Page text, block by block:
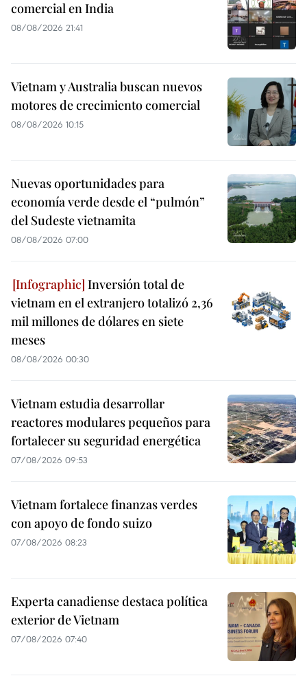
comercial en India
08/08/2026 21:41
Vietnam y Australia buscan nuevos
motores de crecimiento comercial
08/08/2026 10:15
Nuevas oportunidades para
economía verde desde el “pulmón”
del Sudeste vietnamita
08/08/2026 07:00
Inversión total de
vietnam en el extranjero totalizó 2,36
mil millones de dólares en siete
meses
08/08/2026 00:30
Vietnam estudia desarrollar
reactores modulares pequeños para
fortalecer su seguridad energética
07/08/2026 09:53
Vietnam fortalece finanzas verdes
con apoyo de fondo suizo
07/08/2026 08:23
Experta canadiense destaca política
exterior de Vietnam
07/08/2026 07:40